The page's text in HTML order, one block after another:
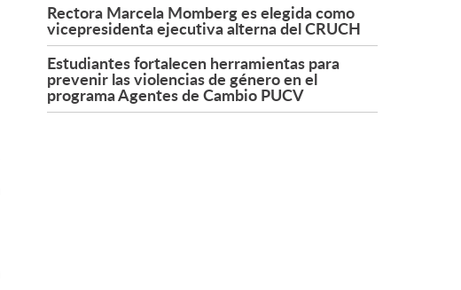
Rectora Marcela Momberg es elegida como
vicepresidenta ejecutiva alterna del CRUCH
Estudiantes fortalecen herramientas para
prevenir las violencias de género en el
programa Agentes de Cambio PUCV